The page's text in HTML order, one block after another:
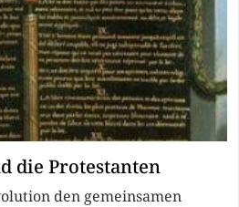
die Protestanten
den gemeinsamen